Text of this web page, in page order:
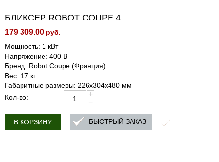
БЛИКСЕР ROBOT COUPE 4
179 309.00 руб.
Мощность: 1 кВт
Напряжение: 400 В
Бренд: Robot Coupe (Франция)
Вес: 17 кг
Габаритные размеры: 226х304х480 мм
Кол-во:
+
−
В КОРЗИНУ БЫСТРЫЙ ЗАКАЗ